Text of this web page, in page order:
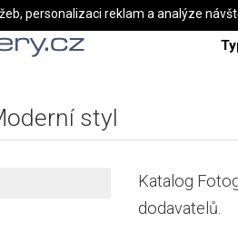
styl
Katalog
dodavatelů.
personalizaci reklam a analýze